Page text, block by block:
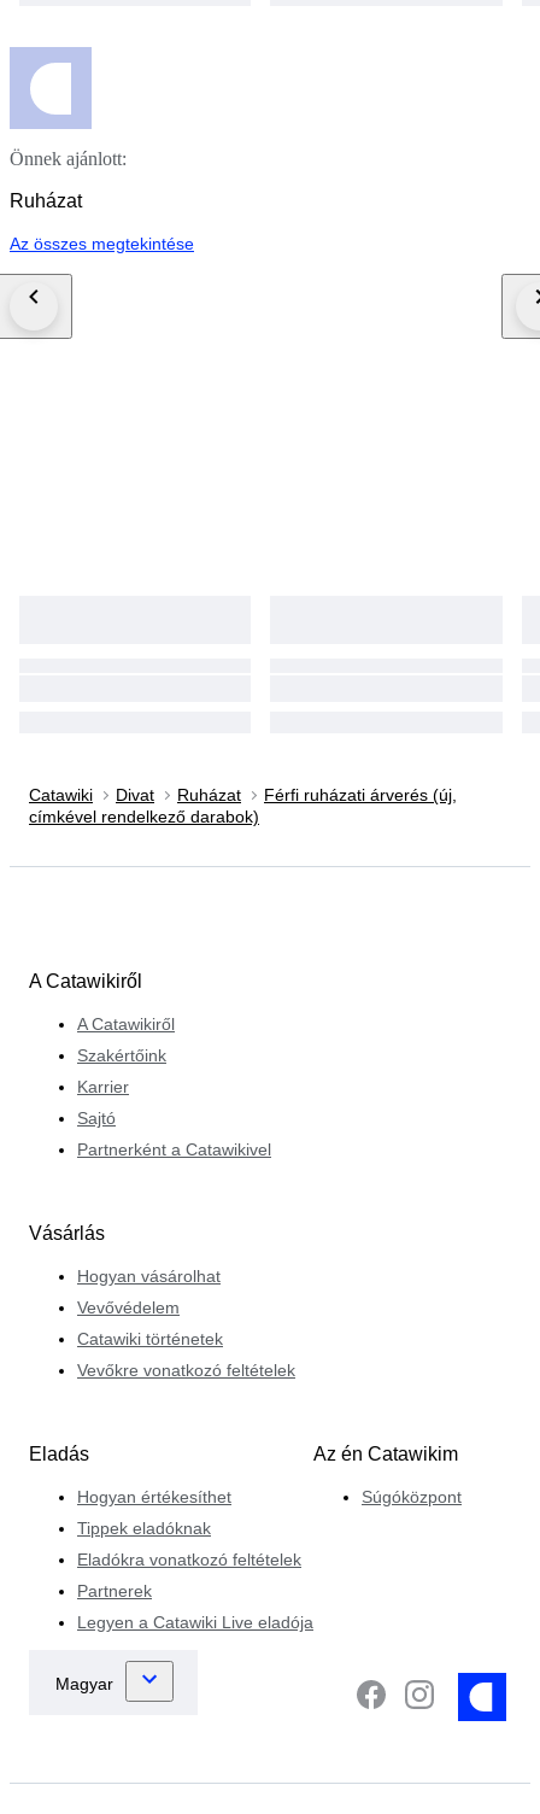
Önnek ajánlott:
Ruházat
Az összes megtekintése
Catawiki Divat Ruházat
Férfi ruházati árverés (új,
címkével rendelkező darabok)
A Catawikiről
A Catawikiről
Szakértőink
Karrier
Sajtó
Partnerként a Catawikivel
Vásárlás
Hogyan vásárolhat
Vevővédelem
Catawiki történetek
Vevőkre vonatkozó feltételek
Eladás
Hogyan értékesíthet
Tippek eladóknak
Eladókra vonatkozó feltételek
Partnerek
Legyen a Catawiki Live eladója
Az én Catawikim
Súgóközpont